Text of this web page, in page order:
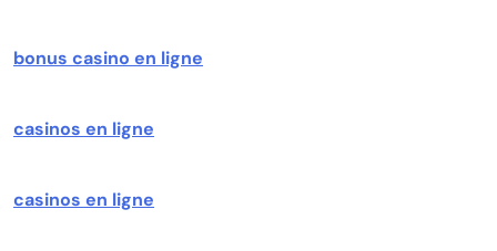
bonus casino en ligne
casinos en ligne
casinos en ligne